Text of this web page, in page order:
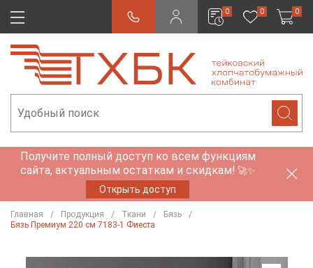
0 0 0
Получите полный доступ ко всем функциям
сайта, актуальным остаткам и скидкам! 🚀✨
Открыть доступ
Главная Продукция Ткани
Бязь
Бязь Премиум 220 см 7183-1 Фиеста